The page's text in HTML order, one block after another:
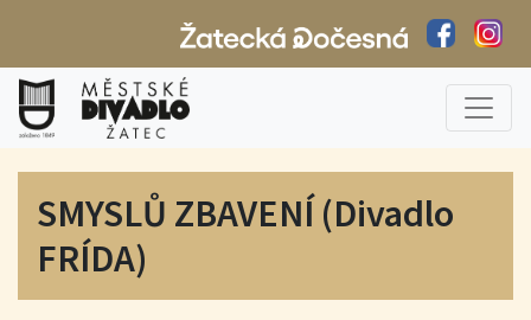
SMYSLŮ ZBAVENÍ (Divadlo
FRÍDA)